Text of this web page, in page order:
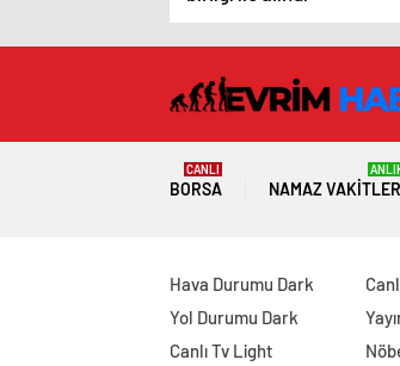
BORSA
CANLI
NAMAZ
Hava Durumu Dark
Yol Durumu Dark
Canlı Tv Light